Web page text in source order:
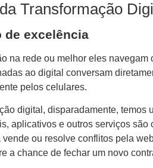
Transformação
de excelência
na rede ou melhor eles
ao digital conversam
pelos celulares.
digital, disparadamente,
aplicativos e outros serviços
vende ou resolve conflitos pela
a chance de fechar um novo